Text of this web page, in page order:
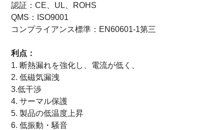
認証：CE、UL、ROHS
QMS：ISO9001
コンプライアンス標準： EN60601-1第三
利点：
1. 断熱漏れを強化し、電流が低く、
2. 低磁気漏洩
3.低干渉
4. サーマル保護
5. 製品の低温度上昇
6. 低振動・騒音